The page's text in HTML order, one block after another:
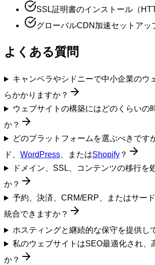
SSL証明書のインストール（
グローバルCDN加速セットアッ
よくある質問
キャンベラやシドニーで中小企業のウ
らかかりますか？
ウェブサイトの構築にはどのくらいの
か？
どのプラットフォームを選ぶべきです
ド、 WordPress 、またはShopify ？
ドメイン、SSL、コンテンツの移行を
か？
予約、決済、CRM/ERP、またはサー
統合できますか？
ホスティングと継続的な保守を提供し
私のウェブサイトはSEO最適化され、
か？